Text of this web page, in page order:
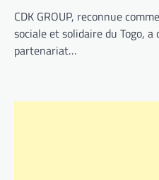
CDK GROUP, reconnue
sociale et solidaire du Togo,
partenariat…